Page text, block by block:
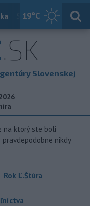
19°C
Slovensko
.SK
Slovenskej
na ktorý ste boli
nikdy
Rok Ľ.Štúra